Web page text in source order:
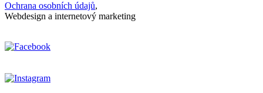
Ochrana osobních údajů,
Webdesign a internetový marketing